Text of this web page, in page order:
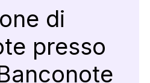
di
presso